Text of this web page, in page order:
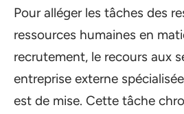
Pour alléger les tâches des
ressources humaines en
recrutement, le recours aux
entreprise externe
est de mise. Cette tâche